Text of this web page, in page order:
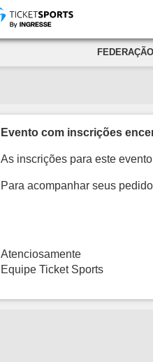
Evento com inscrições
As inscrições para este
Para acompanhar seus
Atenciosamente
Equipe Ticket Sports